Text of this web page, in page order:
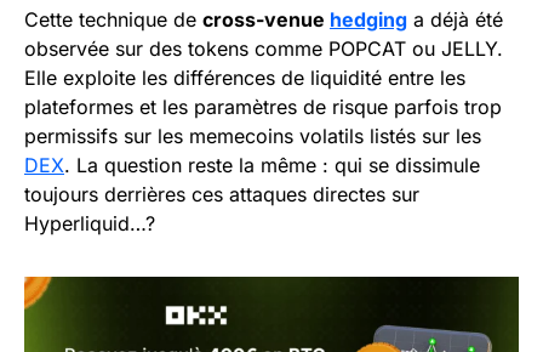
Cette technique de cross-venue hedging a déjà été
observée sur des tokens comme POPCAT ou JELLY.
Elle exploite les différences de liquidité entre les
plateformes et les paramètres de risque parfois trop
permissifs sur les memecoins volatils listés sur les
DEX. La question reste la même : qui se dissimule
toujours derrières ces attaques directes sur
Hyperliquid…?